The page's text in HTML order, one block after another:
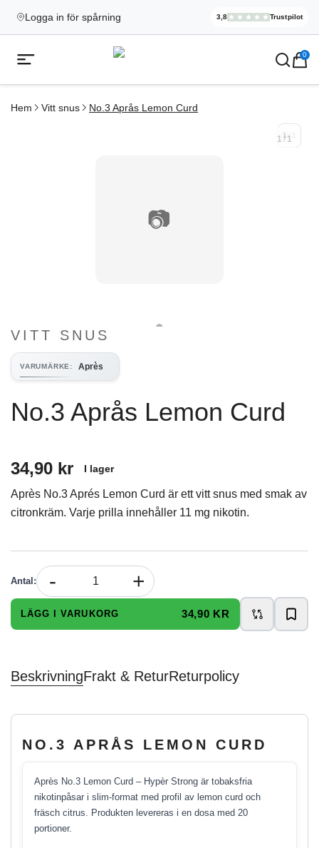
Logga in för spårning
Elekcig.se
3,8 Trustpilot
,3 071
Öppna mobilmeny
Ecigg → Köp e-cigarett och 0
Hem Vitt snus No.3 Aprås Lemon Curd
📷
1 / 1
1 /
VITT SNUS
VARUMÄRKE : Après
No.3 Aprås Lemon Curd
34,90 kr I lager
Après No.3 Aprés Lemon Curd är ett vitt snus med smak av
citronkräm. Varje prilla innehåller 11 mg nikotin.
Antal : - +
LÄGG I VARUKORG 34,90 KR
BeskrivningFrakt & ReturReturpolicy
NO.3 APRÅS LEMON CURD
Après No.3 Lemon Curd – Hypèr Strong är tobaksfria
nikotinpåsar i slim-format med profil av lemon curd och
fräsch citrus. Produkten levereras i en dosa med 20
portioner.